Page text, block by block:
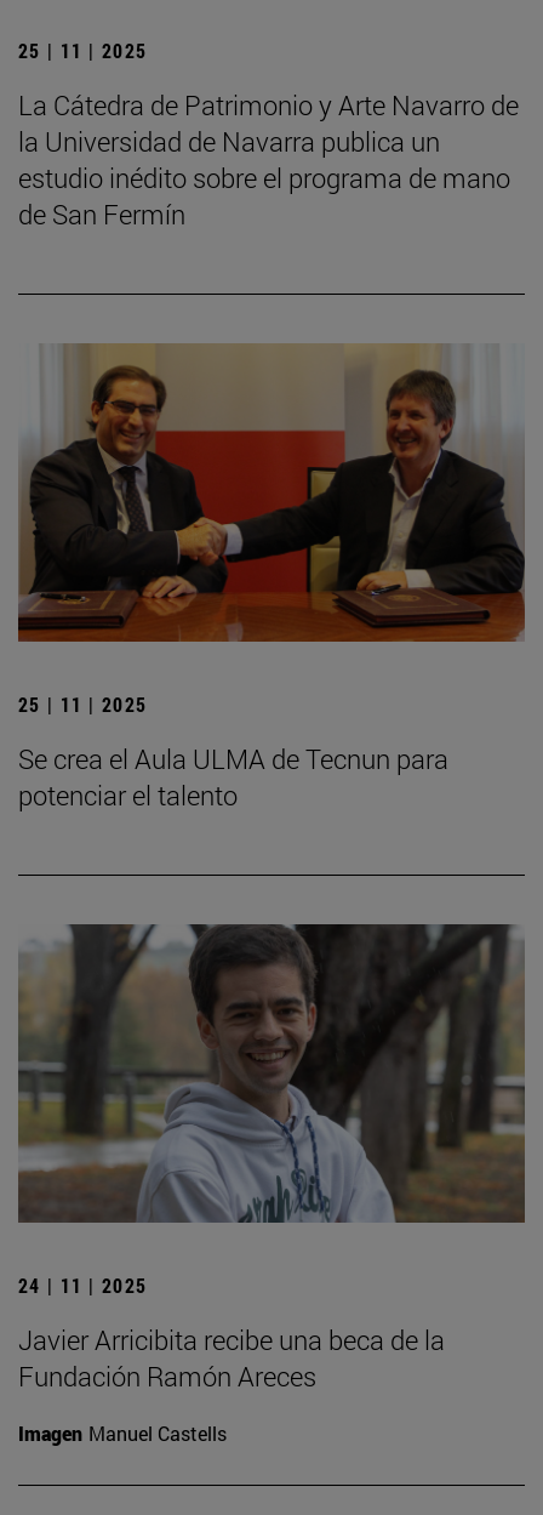
25 | 11 | 2025
La Cátedra de Patrimonio y Arte Navarro de
la Universidad de Navarra publica un
estudio inédito sobre el programa de mano
de San Fermín
25 | 11 | 2025
Se crea el Aula ULMA de Tecnun para
potenciar el talento
24 | 11 | 2025
Javier Arricibita recibe una beca de la
Fundación Ramón Areces
Imagen Manuel Castells